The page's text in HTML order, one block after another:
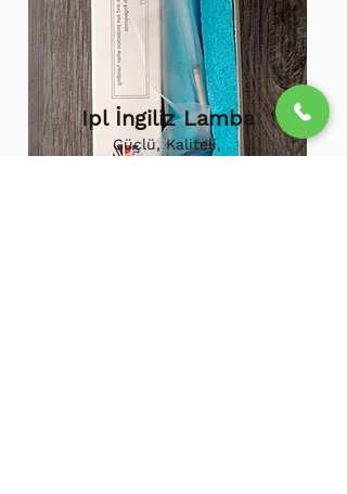
Ipl İngiliz Lamba
Güçlü, Kaliteli,